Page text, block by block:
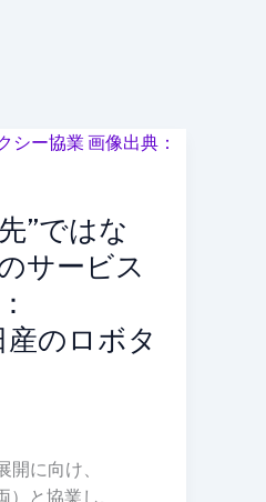
”ではな
サービス
のロボタ
に向け、
と協業し、